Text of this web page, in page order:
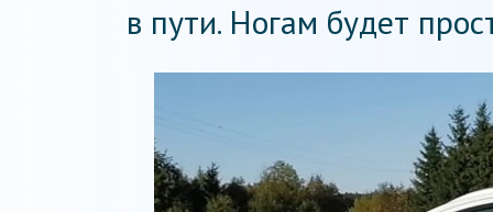
в пути. Ногам будет